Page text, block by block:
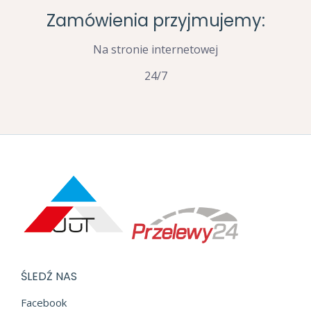
Zamówienia przyjmujemy:
Na stronie internetowej
24/7
ŚLEDŹ NAS
Facebook